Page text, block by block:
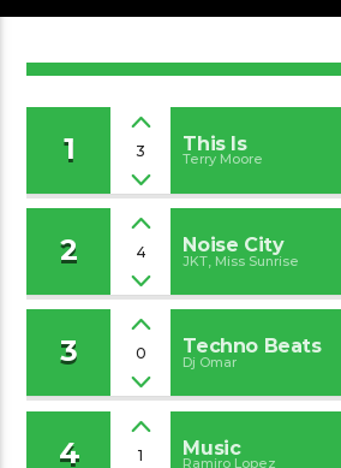
Fionna Apple
Arts And Music Radio
1 3 This Is
Terry Moore
2 4 Noise City
JKT, Miss Sunrise
3 0 Techno Beats
Dj Omar
4 1 Music
Ramiro Lopez